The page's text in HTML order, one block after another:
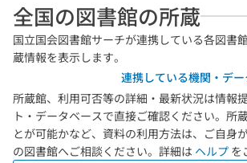
全国の図書館の所蔵
国立国会図書館サーチが連携している各図書
蔵情報を表示します。
連携している機関・デ
所蔵館、利用可否等の詳細・最新状況は情報
ト・データベースで直接ご確認ください。所
とが可能かなど、資料の利用方法は、ご自身
の図書館へご相談ください。詳細は ヘルプ を